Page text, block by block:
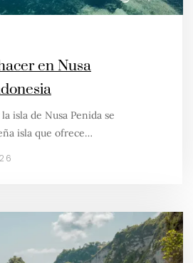
en Nusa
isla de Nusa Penida se
isla que ofrece…